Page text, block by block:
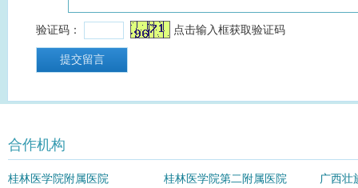
合作机构
桂林医学院附属医院 桂林医学院第二附属医院
广西壮